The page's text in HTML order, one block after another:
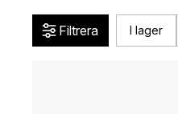
Filtrera I lager